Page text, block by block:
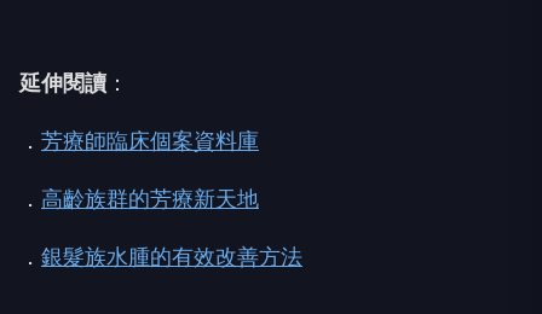
延伸閱讀 ：
． 芳療師臨床個案資料庫
． 高齡族群的芳療新天地
． 銀髮族水腫的有效改善方法